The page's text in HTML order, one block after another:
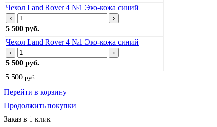
Чехол Land Rover 4 №1 Эко-кожа синий
‹ ›
5 500 руб.
Чехол Land Rover 4 №1 Эко-кожа синий
‹ ›
5 500 руб.
5 500 руб.
Перейти в корзину
Продолжить покупки
Заказ в 1 клик